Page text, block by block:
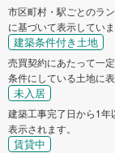
市区町村・駅ごとのラ
に基づいて表示していま
建築条件付き土地
売買契約にあたって一
条件にしている土地に表
未入居
建築工事完了日から1
表示されます。
賃貸中